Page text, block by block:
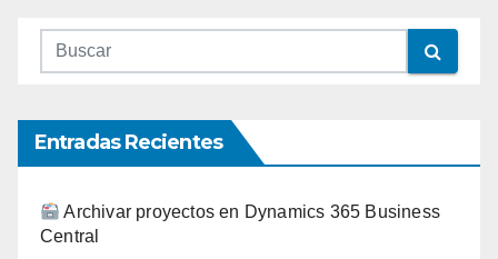
Entradas Recientes
Archivar proyectos en Dynamics 365 Business
Central